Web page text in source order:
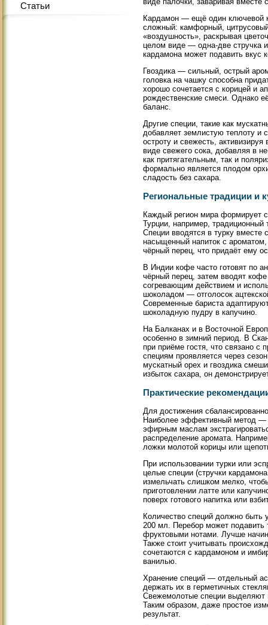
Статьи
Кардамон — ещё один ключевой
сложный: камфорный,
«воздушность», раскрывая
целом виде — одна-две стручка
кардамона может подавить вкус
Гвоздика — сильный, острый
головка на чашку способна
хорошо сочетается с корицей и
рождественские смеси. Однако
баланс.
Другие специи, такие как
добавляет землистую теплоту и
остроту и свежесть,
виде свежего сока, добавляя в
как притягательным, так и
формально является плодом
сладость без сахара.
Региональные традиции и
Каждый регион мира формирует
Турции, например,
Специи вводятся в турку
насыщенный напиток с
чёрный перец, что придаёт ему
В Индии кофе часто готовят по
чёрный перец, затем вводят
согревающим действием и
шоколадом — отголосок
Современные бариста
шоколадную пудру в капучино.
На Балканах и в Восточной
особенно в зимний период. В
при приёме гостя, что связано
специям проявляется через
мускатный орех и гвоздика
избыток сахара, он
Практические
Для достижения
Наиболее эффективный метод —
эфирным маслам
распределение аромата.
ложки молотой корицы или
При использовании турки или
целые специи (стручки
измельчать слишком мелко,
приготовлении латте или
поверх готового напитка или
Количество специй должно
200 мл. Перебор может
фруктовыми нотами. Лучше
Также стоит учитывать
сочетаются с кардамоном и
ванилью.
Хранение специй — отдельный
держать их в герметичных
Свежемолотые специи выделяют
Таким образом, даже простое
результат.